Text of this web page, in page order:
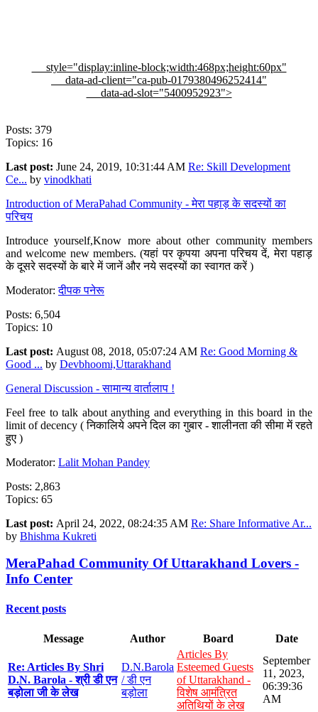
style="display:inline-block;width:468px;height:60px"
data-ad-client="ca-pub-0179380496252414"
data-ad-slot="5400952923">
Posts: 379
Topics: 16
Last post: June 24, 2019, 10:31:44 AM Re: Skill Development
Ce... by vinodkhati
Introduction of MeraPahad Community - मेरा पहाड़ के सदस्यों का
परिचय
Introduce yourself,Know more about other community members
and welcome new members. (यहां पर कृपया अपना परिचय दें, मेरा पहाड़
के दूसरे सदस्यों के बारे में जानें और नये सदस्यों का स्वागत करें )
Moderator:दीपक पनेरू
Posts: 6,504
Topics: 10
Last post: August 08, 2018, 05:07:24 AM Re: Good Morning &
Good ... by Devbhoomi,Uttarakhand
General Discussion - सामान्य वार्तालाप !
Feel free to talk about anything and everything in this board in the
limit of decency ( निकालिये अपने दिल का गुबार - शालीनता की सीमा में रहते
हुए )
Moderator: Lalit Mohan Pandey
Posts: 2,863
Topics: 65
Last post: April 24, 2022, 08:24:35 AM Re: Share Informative Ar...
by Bhishma Kukreti
MeraPahad Community Of Uttarakhand Lovers -
Info Center
Recent posts
Message Author Board Date
Re: Articles By Shri
D.N. Barola - श्री डी एन
बड़ोला जी के लेख
D.N.Barola
/ डी एन
बड़ोला
Articles By
Esteemed Guests
of Uttarakhand -
विशेष आमंत्रित
अतिथियों के लेख
September
11, 2023,
06:39:36
AM